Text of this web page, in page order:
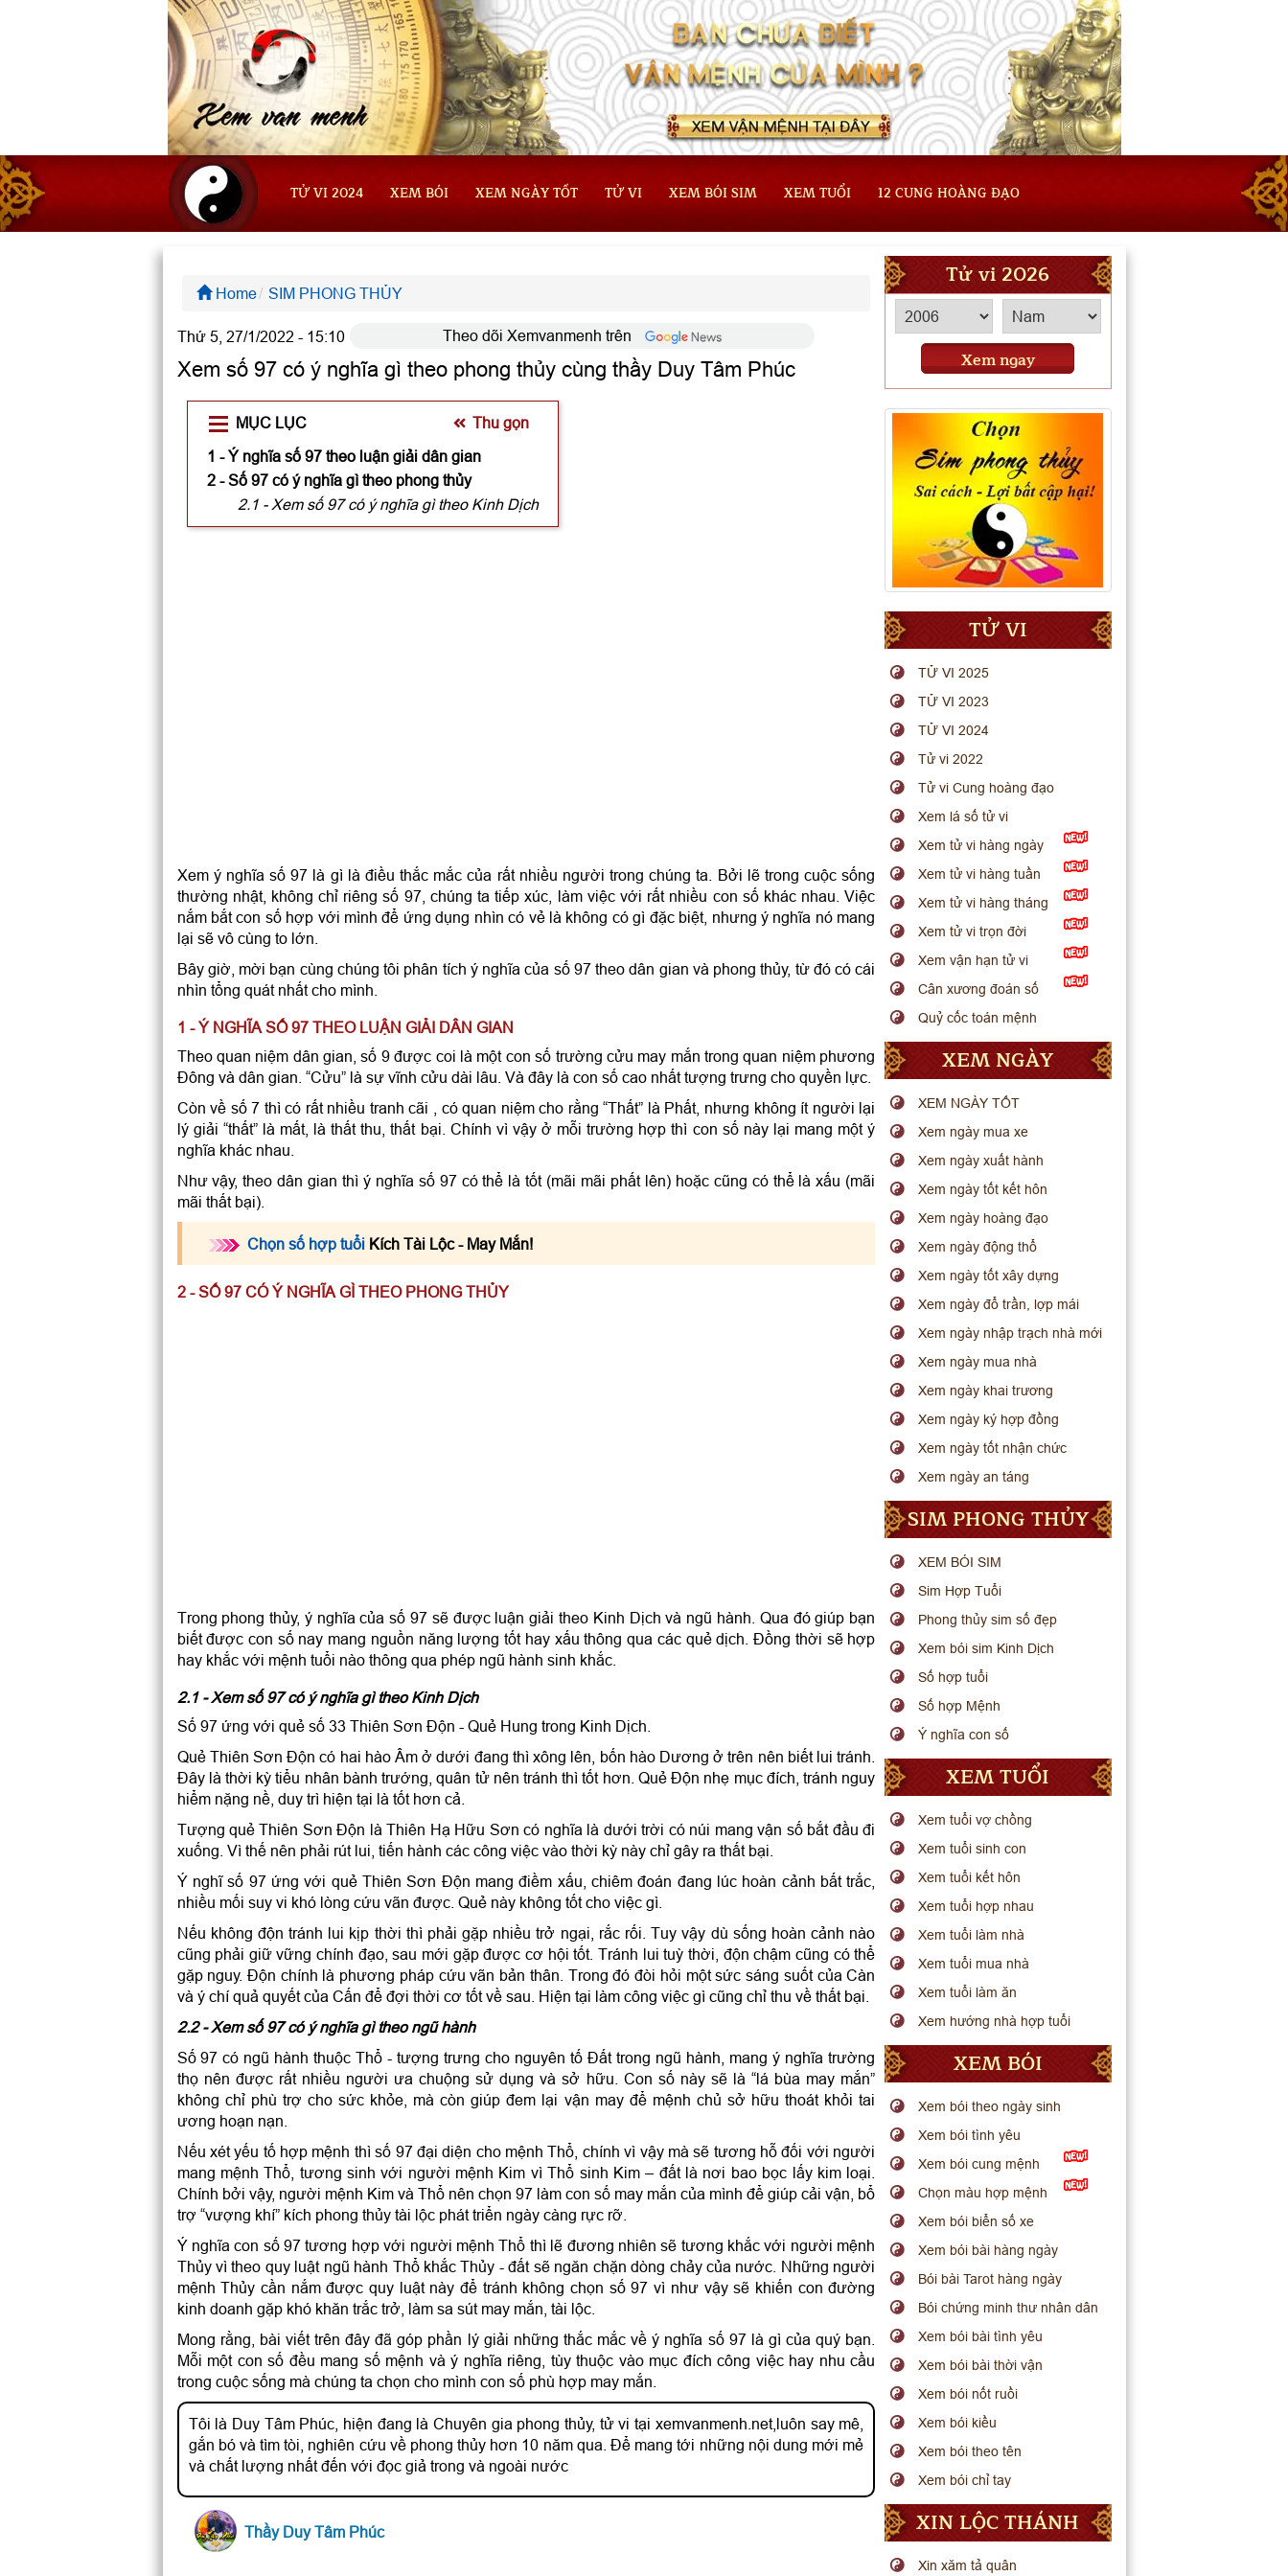
TỬ VI 2024 XEM BÓI XEM NGÀY TỐT TỬ VI XEM BÓI SIM XEM TUỔI 12 CUNG HOÀNG ĐẠO
Home SIM PHONG THỦY
Thứ 5, 27/1/2022 - 15:10 Theo dõi Xemvanmenh trên
Xem số 97 có ý nghĩa gì theo phong thủy cùng thầy Duy Tâm Phúc
MỤC LỤC
Thu gọn
1 - Ý nghĩa số 97 theo luận giải dân gian
2 - Số 97 có ý nghĩa gì theo phong thủy
2.1 - Xem số 97 có ý nghĩa gì theo Kinh Dịch
Xem ý nghĩa số 97 là gì là điều thắc mắc của rất nhiều người trong chúng ta. Bởi lẽ trong cuộc sống
thường nhật, không chỉ riêng số 97, chúng ta tiếp xúc, làm việc với rất nhiều con số khác nhau. Việc
nắm bắt con số hợp với mình để ứng dụng nhìn có vẻ là không có gì đặc biệt, nhưng ý nghĩa nó mang
lại sẽ vô cùng to lớn.
Bây giờ, mời bạn cùng chúng tôi phân tích ý nghĩa của số 97 theo dân gian và phong thủy, từ đó có cái
nhìn tổng quát nhất cho mình.
1 - Ý NGHĨA SỐ 97 THEO LUẬN GIẢI DÂN GIAN
Theo quan niệm dân gian, số 9 được coi là một con số trường cửu may mắn trong quan niệm phương
Đông và dân gian. “Cửu” là sự vĩnh cửu dài lâu. Và đây là con số cao nhất tượng trưng cho quyền lực.
Còn về số 7 thì có rất nhiều tranh cãi , có quan niệm cho rằng “Thất” là Phất, nhưng không ít người lại
lý giải “thất” là mất, là thất thu, thất bại. Chính vì vậy ở mỗi trường hợp thì con số này lại mang một ý
nghĩa khác nhau.
Như vậy, theo dân gian thì ý nghĩa số 97 có thể là tốt (mãi mãi phất lên) hoặc cũng có thể là xấu (mãi
mãi thất bại).
Chọn số hợp tuổiKích Tài Lộc - May Mắn!
2 - SỐ 97 CÓ Ý NGHĨA GÌ THEO PHONG THỦY
Trong phong thủy, ý nghĩa của số 97 sẽ được luận giải theo Kinh Dịch và ngũ hành. Qua đó giúp bạn
biết được con số nay mang nguồn năng lượng tốt hay xấu thông qua các quẻ dịch. Đồng thời sẽ hợp
hay khắc với mệnh tuổi nào thông qua phép ngũ hành sinh khắc.
2.1 - Xem số 97 có ý nghĩa gì theo Kinh Dịch
Số 97 ứng với quẻ số 33 Thiên Sơn Độn - Quẻ Hung trong Kinh Dịch.
Quẻ Thiên Sơn Độn có hai hào Âm ở dưới đang thì xông lên, bốn hào Dương ở trên nên biết lui tránh.
Đây là thời kỳ tiểu nhân bành trướng, quân tử nên tránh thì tốt hơn. Quẻ Độn nhẹ mục đích, tránh nguy
hiểm nặng nề, duy trì hiện tại là tốt hơn cả.
Tượng quẻ Thiên Sơn Độn là Thiên Hạ Hữu Sơn có nghĩa là dưới trời có núi mang vận số bắt đầu đi
xuống. Vì thế nên phải rút lui, tiến hành các công việc vào thời kỳ này chỉ gây ra thất bại.
Ý nghĩ số 97 ứng với quẻ Thiên Sơn Độn mang điềm xấu, chiêm đoán đang lúc hoàn cảnh bất trắc,
nhiều mối suy vi khó lòng cứu vãn được. Quẻ này không tốt cho việc gì.
Nếu không độn tránh lui kịp thời thì phải gặp nhiều trở ngại, rắc rối. Tuy vậy dù sống hoàn cảnh nào
cũng phải giữ vững chính đạo, sau mới gặp được cơ hội tốt. Tránh lui tuỳ thời, độn chậm cũng có thể
gặp nguy. Độn chính là phương pháp cứu vãn bản thân. Trong đó đòi hỏi một sức sáng suốt của Càn
và ý chí quả quyết của Cấn để đợi thời cơ tốt về sau. Hiện tại làm công việc gì cũng chỉ thu về thất bại.
2.2 - Xem số 97 có ý nghĩa gì theo ngũ hành
Số 97 có ngũ hành thuộc Thổ - tượng trưng cho nguyên tố Đất trong ngũ hành, mang ý nghĩa trường
thọ nên được rất nhiều người ưa chuộng sử dụng và sở hữu. Con số này sẽ là “lá bùa may mắn”
không chỉ phù trợ cho sức khỏe, mà còn giúp đem lại vận may để mệnh chủ sở hữu thoát khỏi tai
ương hoạn nạn.
Nếu xét yếu tố hợp mệnh thì số 97 đại diện cho mệnh Thổ, chính vì vậy mà sẽ tương hỗ đối với người
mang mệnh Thổ, tương sinh với người mệnh Kim vì Thổ sinh Kim – đất là nơi bao bọc lấy kim loại.
Chính bởi vậy, người mệnh Kim và Thổ nên chọn 97 làm con số may mắn của mình để giúp cải vận, bổ
trợ “vượng khí” kích phong thủy tài lộc phát triển ngày càng rực rỡ.
Ý nghĩa con số 97 tương hợp với người mệnh Thổ thì lẽ đương nhiên sẽ tương khắc với người mệnh
Thủy vì theo quy luật ngũ hành Thổ khắc Thủy - đất sẽ ngăn chặn dòng chảy của nước. Những người
mệnh Thủy cần nắm được quy luật này để tránh không chọn số 97 vì như vậy sẽ khiến con đường
kinh doanh gặp khó khăn trắc trở, làm sa sút may mắn, tài lộc.
Mong rằng, bài viết trên đây đã góp phần lý giải những thắc mắc về ý nghĩa số 97 là gì của quý bạn.
Mỗi một con số đều mang số mệnh và ý nghĩa riêng, tùy thuộc vào mục đích công việc hay nhu cầu
trong cuộc sống mà chúng ta chọn cho mình con số phù hợp may mắn.
Tôi là Duy Tâm Phúc, hiện đang là Chuyên gia phong thủy, tử vi tại xemvanmenh.net,luôn say mê,
gắn bó và tìm tòi, nghiên cứu về phong thủy hơn 10 năm qua. Để mang tới những nội dung mới mẻ
và chất lượng nhất đến với đọc giả trong và ngoài nước
Thầy Duy Tâm Phúc
Tử vi 2026
Xem ngay
TỬ VI
TỬ VI 2025
TỬ VI 2023
TỬ VI 2024
Tử vi 2022
Tử vi Cung hoàng đạo
Xem lá số tử vi
Xem tử vi hàng ngày
Xem tử vi hàng tuần
Xem tử vi hàng tháng
Xem tử vi trọn đời
Xem vận hạn tử vi
Cân xương đoán số
Quỷ cốc toán mệnh
XEM NGÀY
XEM NGÀY TỐT
Xem ngày mua xe
Xem ngày xuất hành
Xem ngày tốt kết hôn
Xem ngày hoàng đạo
Xem ngày động thổ
Xem ngày tốt xây dựng
Xem ngày đổ trần, lợp mái
Xem ngày nhập trạch nhà mới
Xem ngày mua nhà
Xem ngày khai trương
Xem ngày ký hợp đồng
Xem ngày tốt nhận chức
Xem ngày an táng
SIM PHONG THỦY
XEM BÓI SIM
Sim Hợp Tuổi
Phong thủy sim số đẹp
Xem bói sim Kinh Dịch
Số hợp tuổi
Số hợp Mệnh
Ý nghĩa con số
XEM TUỔI
Xem tuổi vợ chồng
Xem tuổi sinh con
Xem tuổi kết hôn
Xem tuổi hợp nhau
Xem tuổi làm nhà
Xem tuổi mua nhà
Xem tuổi làm ăn
Xem hướng nhà hợp tuổi
XEM BÓI
Xem bói theo ngày sinh
Xem bói tình yêu
Xem bói cung mệnh
Chọn màu hợp mệnh
Xem bói biển số xe
Xem bói bài hàng ngày
Bói bài Tarot hàng ngày
Bói chứng minh thư nhân dân
Xem bói bài tình yêu
Xem bói bài thời vận
Xem bói nốt ruồi
Xem bói kiều
Xem bói theo tên
Xem bói chỉ tay
XIN LỘC THÁNH
Xin xăm tả quân